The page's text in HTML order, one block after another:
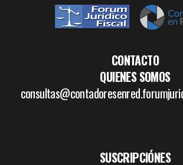
CONTACTO
QUIENES SOMOS
SUSCRIPCIÓNES